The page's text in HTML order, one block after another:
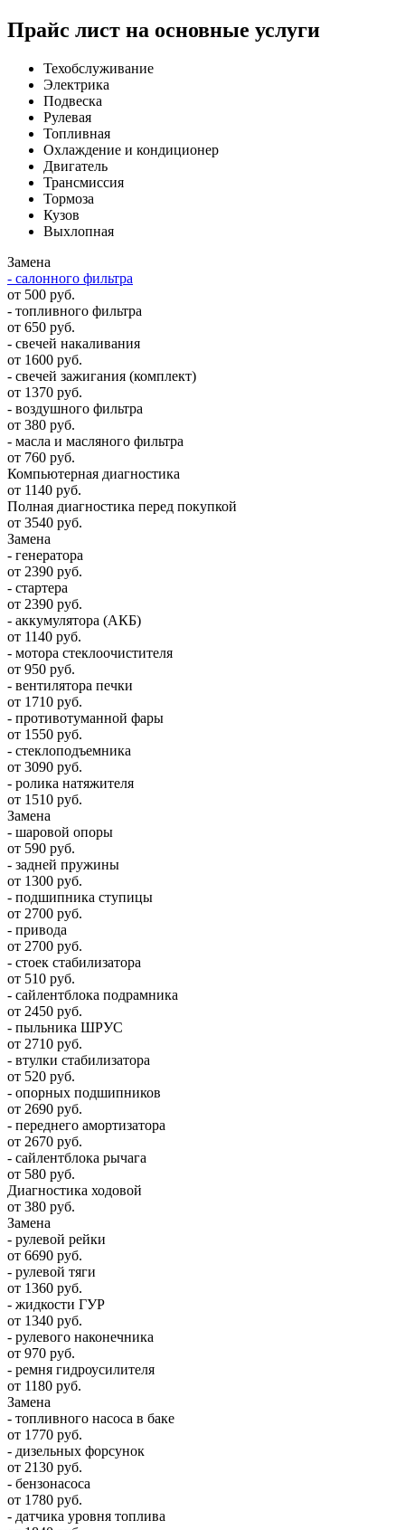
Прайс лист на основные услуги
Техобслуживание
Электрика
Подвеска
Рулевая
Топливная
Охлаждение и кондиционер
Двигатель
Трансмиссия
Тормоза
Кузов
Выхлопная
Замена
- салонного фильтра
от 500 руб.
- топливного фильтра
от 650 руб.
- свечей накаливания
от 1600 руб.
- свечей зажигания (комплект)
от 1370 руб.
- воздушного фильтра
от 380 руб.
- масла и масляного фильтра
от 760 руб.
Компьютерная диагностика
от 1140 руб.
Полная диагностика перед покупкой
от 3540 руб.
Замена
- генератора
от 2390 руб.
- стартера
от 2390 руб.
- аккумулятора (АКБ)
от 1140 руб.
- мотора стеклоочистителя
от 950 руб.
- вентилятора печки
от 1710 руб.
- противотуманной фары
от 1550 руб.
- стеклоподъемника
от 3090 руб.
- ролика натяжителя
от 1510 руб.
Замена
- шаровой опоры
от 590 руб.
- задней пружины
от 1300 руб.
- подшипника ступицы
от 2700 руб.
- привода
от 2700 руб.
- стоек стабилизатора
от 510 руб.
- сайлентблока подрамника
от 2450 руб.
- пыльника ШРУС
от 2710 руб.
- втулки стабилизатора
от 520 руб.
- опорных подшипников
от 2690 руб.
- переднего амортизатора
от 2670 руб.
- сайлентблока рычага
от 580 руб.
Диагностика ходовой
от 380 руб.
Замена
- рулевой рейки
от 6690 руб.
- рулевой тяги
от 1360 руб.
- жидкости ГУР
от 1340 руб.
- рулевого наконечника
от 970 руб.
- ремня гидроусилителя
от 1180 руб.
Замена
- топливного насоса в баке
от 1770 руб.
- дизельных форсунок
от 2130 руб.
- бензонасоса
от 1780 руб.
- датчика уровня топлива